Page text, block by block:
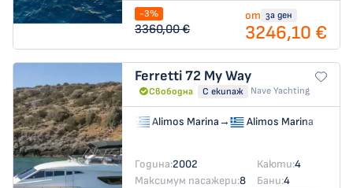
-3%
3360,00 €
от за ден
3246,10 €
Ferretti 72 My Way
Свободна С екипаж Nave Yachting
Alimos Marina→ Alimos Marina
Година:2002 Каюти:4
Максимум пасажери:8 Бани:4